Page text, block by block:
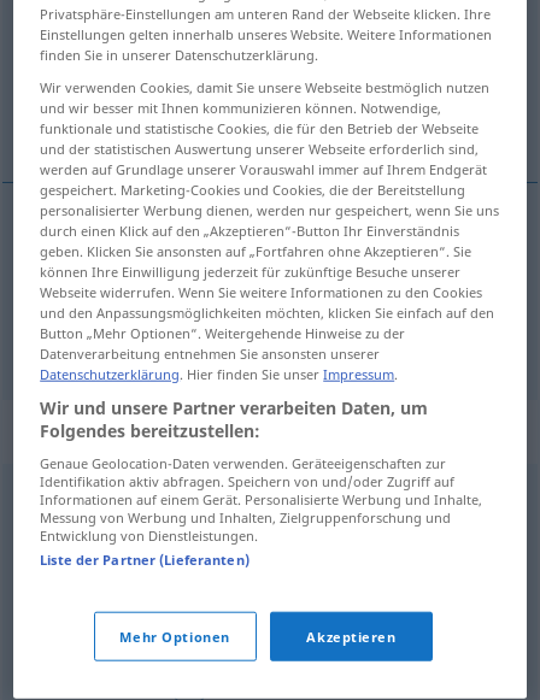
Übersicht aller Übersetzungen
всегда, всe.
всегда immer
всё immervor komp
Beispielsätze für "immer"
er muss immer geschoben werdenFIG
еговсегданадоподталкивать
Privatsphäre-Einstellungen am unteren Rand der Webseite klicken. Ihre
Einstellungen gelten innerhalb unseres Website. Weitere Informationen
finden Sie in unserer Datenschutzerklärung.
Wir verwenden Cookies, damit Sie unsere Webseite bestmöglich nutzen
und wir besser mit Ihnen kommunizieren können. Notwendige,
funktionale und statistische Cookies, die für den Betrieb der Webseite
und der statistischen Auswertung unserer Webseite erforderlich sind,
werden auf Grundlage unserer Vorauswahl immer auf Ihrem Endgerät
gespeichert. Marketing-Cookies und Cookies, die der Bereitstellung
personalisierter Werbung dienen, werden nur gespeichert, wenn Sie uns
durch einen Klick auf den „Akzeptieren“-Button Ihr Einverständnis
geben. Klicken Sie ansonsten auf „Fortfahren ohne Akzeptieren“. Sie
können Ihre Einwilligung jederzeit für zukünftige Besuche unserer
Webseite widerrufen. Wenn Sie weitere Informationen zu den Cookies
und den Anpassungsmöglichkeiten möchten, klicken Sie einfach auf den
Button „Mehr Optionen“. Weitergehende Hinweise zu der
Datenverarbeitung entnehmen Sie ansonsten unserer
Datenschutzerklärung. Hier finden Sie unserImpressum.
Wir und unsere Partner verarbeiten Daten, um
Folgendes bereitzustellen:
Genaue Geolocation-Daten verwenden. Geräteeigenschaften zur
Identifikation aktiv abfragen. Speichern von und/oder Zugriff auf
Informationen auf einem Gerät. Personalisierte Werbung und Inhalte,
Messung von Werbung und Inhalten, Zielgruppenforschung und
Entwicklung von Dienstleistungen.
Liste der Partner (Lieferanten)
Mehr Optionen Akzeptieren